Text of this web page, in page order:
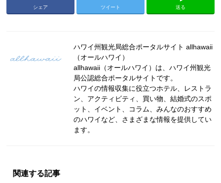
シェア ツイート 送る
ハワイ州観光局総合ポータルサイト allhawaii
（オールハワイ）
allhawaii（オールハワイ）は、ハワイ州観光
局公認総合ポータルサイトです。
ハワイの情報収集に役立つホテル、レストラ
ン、アクティビティ、買い物、結婚式のスポ
ット、イベント、コラム、みんなのおすすめ
のハワイなど、さまざまな情報を提供してい
ます。
関連する記事